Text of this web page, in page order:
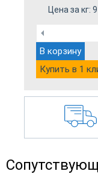
Цена за кг:
В корзину
Купить в 1